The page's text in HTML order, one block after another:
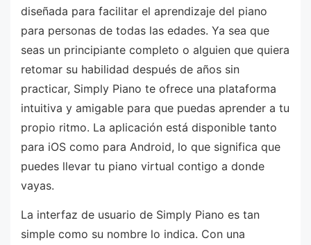
diseñada para facilitar el aprendizaje del piano
para personas de todas las edades. Ya sea que
seas un principiante completo o alguien que quiera
retomar su habilidad después de años sin
practicar, Simply Piano te ofrece una plataforma
intuitiva y amigable para que puedas aprender a tu
propio ritmo. La aplicación está disponible tanto
para iOS como para Android, lo que significa que
puedes llevar tu piano virtual contigo a donde
vayas.
La interfaz de usuario de Simply Piano es tan
simple como su nombre lo indica. Con una